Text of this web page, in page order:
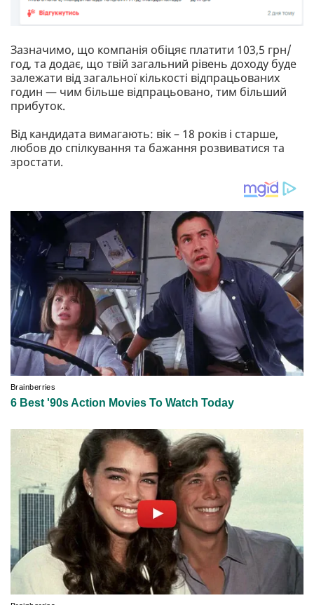
Зазначимо, що компанія обіцяє платити 103,5 грн/
год, та додає, що твій загальний рівень доходу буде
залежати від загальної кількості відпрацьованих
годин — чим більше відпрацьовано, тим більший
прибуток.
Від кандидата вимагають: вік – 18 років і старше,
любов до спілкування та бажання розвиватися та
зростати.